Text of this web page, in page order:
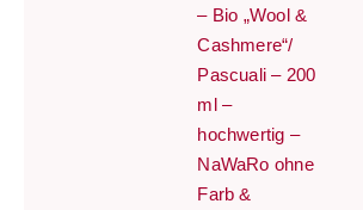
– Bio „Wool &
Cashmere“/
Pascuali – 200
ml –
hochwertig –
NaWaRo ohne
Farb &